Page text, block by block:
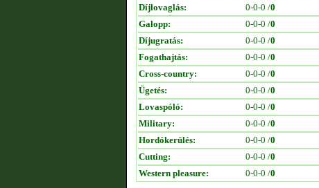
Díjlovaglás:
0-0-0 /0
Galopp:
0-0-0 /0
Díjugratás:
0-0-0 /0
Fogathajtás:
0-0-0 /0
Cross-country:
0-0-0 /0
Ügetés:
0-0-0 /0
Lovaspóló:
0-0-0 /0
Military:
0-0-0 /0
Hordókerülés:
0-0-0 /0
Cutting:
0-0-0 /0
Western pleasure:
0-0-0 /0